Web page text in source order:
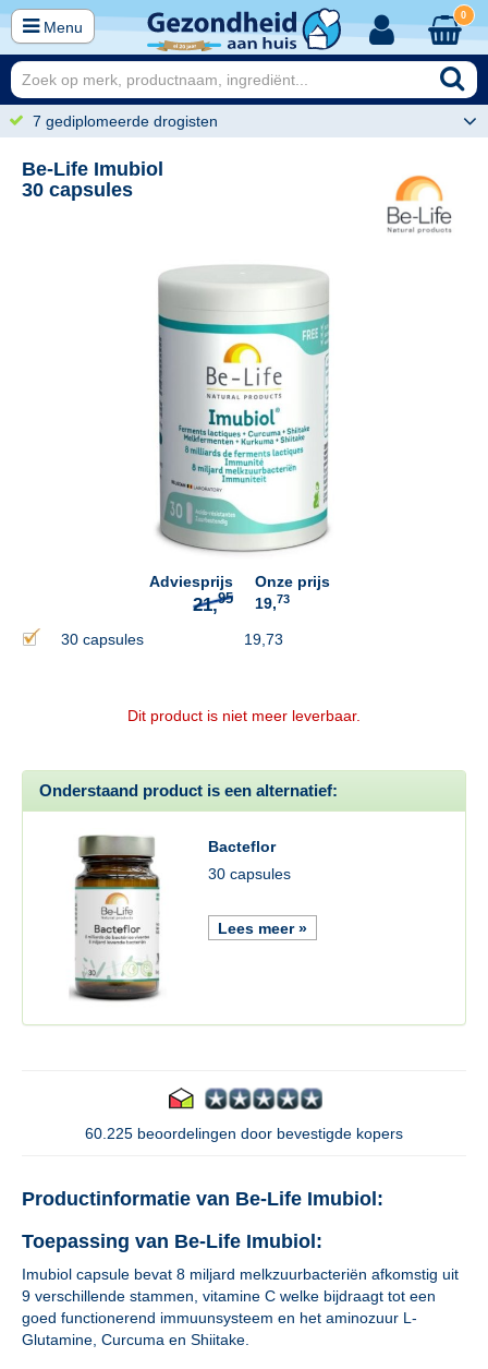
Menu
0
7 gediplomeerde drogisten
Be-Life Imubiol
30 capsules
Adviesprijs
21, 95
Onze prijs
19,73
30 capsules 19,73
Dit product is niet meer leverbaar.
Onderstaand product is een alternatief:
Bacteflor
30 capsules
Lees meer »
60.225 beoordelingen door bevestigde kopers
Productinformatie van Be-Life Imubiol:
Toepassing van Be-Life Imubiol:
Imubiol capsule bevat 8 miljard melkzuurbacteriën afkomstig uit
9 verschillende stammen, vitamine C welke bijdraagt tot een
goed functionerend immuunsysteem en het aminozuur L-
Glutamine, Curcuma en Shiitake.